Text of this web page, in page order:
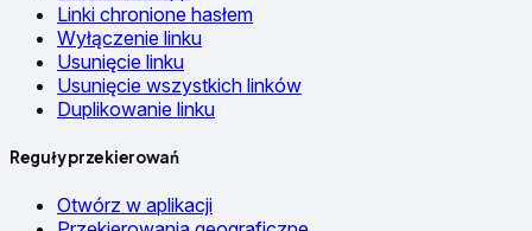
Linki chronione hasłem
Wyłączenie linku
Usunięcie linku
Usunięcie wszystkich linków
Duplikowanie linku
Reguły przekierowań
Otwórz w aplikacji